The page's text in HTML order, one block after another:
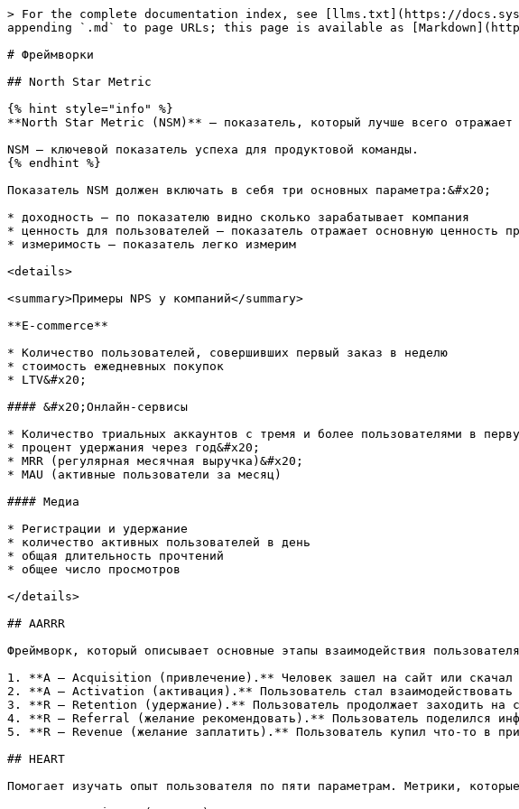
> For the complete documentation index, see [llms.txt](https://
appending `.md` to page URLs; this page is available as
# Фреймворки
## North Star Metric
{% hint style="info" %}
**North Star Metric (NSM)** — показатель, который лучше всего отражает
NSM — ключевой показатель успеха для продуктовой команды.
{% endhint %}
Показатель NSM должен включать в себя три основных параметра:&#x20;
* доходность — по показателю видно сколько зарабатывает компания
* ценность для пользователей — показатель отражает основную ценность
* измеримость — показатель легко измерим
<details>
<summary>Примеры NPS у компаний</summary>
**E-commerce**
* Количество пользователей, совершивших первый заказ в неделю
* стоимость ежедневных покупок
* LTV&#x20;
#### &#x20;Онлайн-сервисы
* Количество триальных аккаунтов с тремя и более пользователями в
* процент удержания через год&#x20;
* MRR (регулярная месячная выручка)&#x20;
* MAU (активные пользователи за месяц)
#### Медиа
* Регистрации и удержание
* количество активных пользователей в день
* общая длительность прочтений
* общее число просмотров
</details>
## AARRR
Фреймворк, который описывает основные этапы взаимодействия
1. **A — Аcquisition (привлечение).** Человек зашел на сайт или скачал
2. **A — Activation (активация).** Пользователь стал взаимодействовать
3. **R — Retention (удержание).** Пользователь продолжает заходить на
4. **R — Referral (желание рекомендовать).** Пользователь поделился
5. **R — Revenue (желание заплатить).** Пользователь купил что-то в
## HEART
Помогает изучать опыт пользователя по пяти параметрам. Метрики,